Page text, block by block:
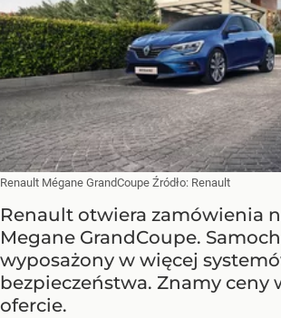
Renault Mégane GrandCoupe Źródło: Renault
Renault otwiera zamówienia
Megane GrandCoupe.
wyposażony w więcej
bezpieczeństwa. Znamy ceny
ofercie.